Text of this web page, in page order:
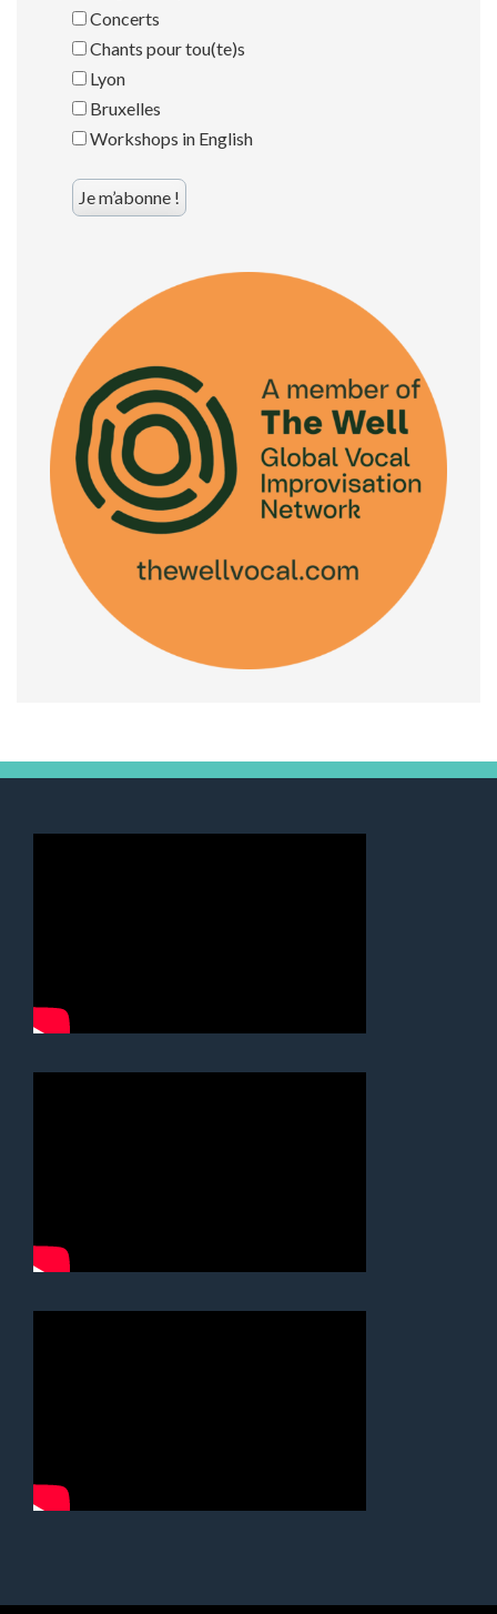
Concerts
Chants pour tou(te)s
Lyon
Bruxelles
Workshops in English